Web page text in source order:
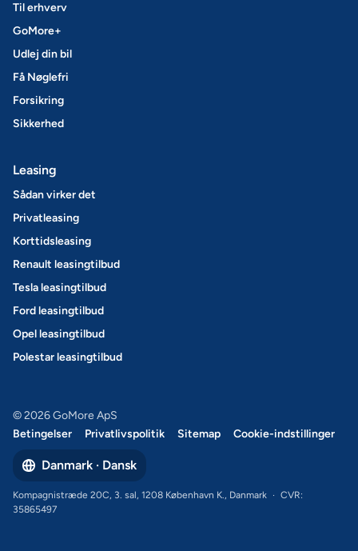
Til erhverv
GoMore+
Udlej din bil
Få Nøglefri
Forsikring
Sikkerhed
Leasing
Sådan virker det
Privatleasing
Korttidsleasing
Renault leasingtilbud
Tesla leasingtilbud
Ford leasingtilbud
Opel leasingtilbud
Polestar leasingtilbud
© 2026 GoMore ApS
Betingelser
Privatlivspolitik Sitemap Cookie-indstillinger
Danmark · Dansk
Kompagnistræde 20C, 3. sal, 1208 København K., Danmark · CVR:
35865497